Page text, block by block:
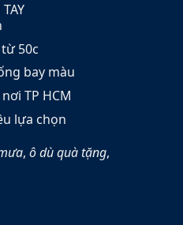
50c
bay màu
TP HCM
lựa chọn
, ô dù quà tặng,